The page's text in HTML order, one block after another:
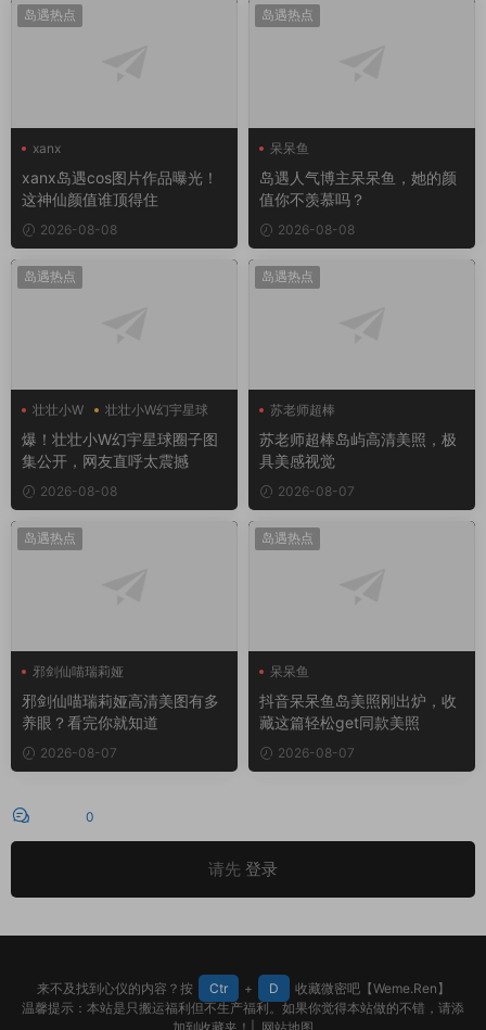
岛遇热点
xanx
xanx岛遇cos图片作品曝光！
这神仙颜值谁顶得住
2026-08-08
岛遇热点
呆呆鱼
岛遇人气博主呆呆鱼，她的颜
值你不羡慕吗？
2026-08-08
岛遇热点
壮壮小W 壮壮小W幻宇星球
爆！壮壮小W幻宇星球圈子图
集公开，网友直呼太震撼
2026-08-08
岛遇热点
苏老师超棒
苏老师超棒岛屿高清美照，极
具美感视觉
2026-08-07
岛遇热点
邪剑仙喵瑞莉娅
邪剑仙喵瑞莉娅高清美图有多
养眼？看完你就知道
2026-08-07
岛遇热点
呆呆鱼
抖音呆呆鱼岛美照刚出炉，收
藏这篇轻松get同款美照
2026-08-07
0
请先 登录
来不及找到心仪的内容？按 Ctr + D
收藏微密吧【Weme.Ren】
温馨提示：本站是只搬运福利但不生产福利。如果你觉得本站做的不错，请添